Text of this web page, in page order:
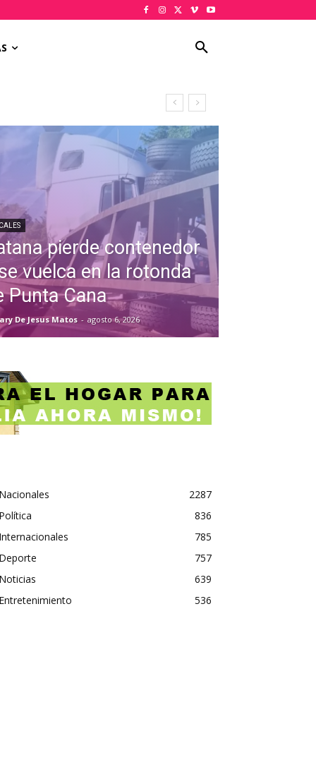
pierde contenedor
vuelca en la rotonda
Punta Cana
De Jesus Matos - agosto 6, 2026
2287
836
785
757
639
536